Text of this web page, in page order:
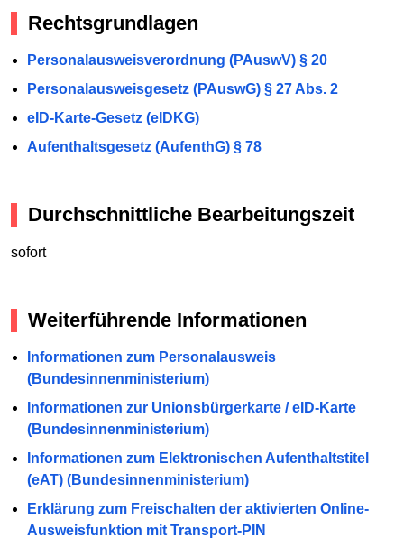
Rechtsgrundlagen
Personalausweisverordnung (PAuswV) § 20
Personalausweisgesetz (PAuswG) § 27 Abs. 2
eID-Karte-Gesetz (eIDKG)
Aufenthaltsgesetz (AufenthG) § 78
Durchschnittliche Bearbeitungszeit
sofort
Weiterführende Informationen
Informationen zum Personalausweis
(Bundesinnenministerium)
Informationen zur Unionsbürgerkarte / eID-Karte
(Bundesinnenministerium)
Informationen zum Elektronischen Aufenthaltstitel
(eAT) (Bundesinnenministerium)
Erklärung zum Freischalten der aktivierten Online-
Ausweisfunktion mit Transport-PIN